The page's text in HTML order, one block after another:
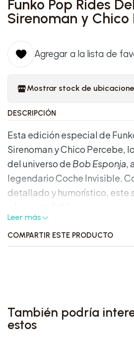
Funko Pop Rides
Sirenoman y Chico
Agregar a la lista de
Mostrar stock de
DESCRIPCIÓN
Esta edición especial de
Sirenoman y Chico Percebe,
del universo de Bob Esponja,
legendario Coche Invisible.
detallado y humorístico, este
querida estética de
Características
• Coche Invisible translúcido
Rides Deluxe.
Leer más
COMPARTIR ESTE PRODUCTO
También podría
estos